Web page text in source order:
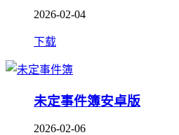
2026-02-04
下载
未定事件簿安卓版
2026-02-06